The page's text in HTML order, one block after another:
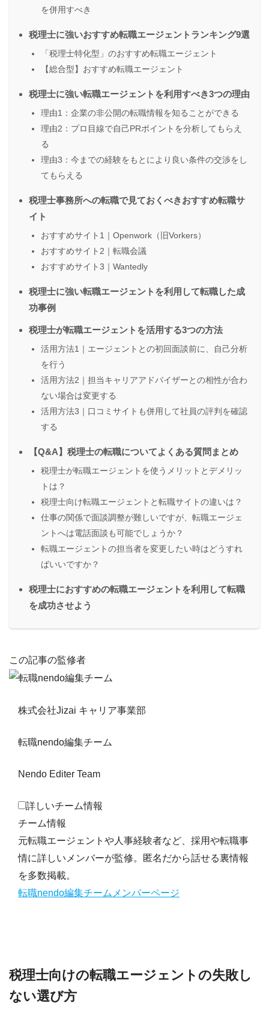
を併用すべき
税理士に強いおすすめ転職エージェントランキング9選
「税理士特化型」のおすすめ転職エージェント
【総合型】おすすめ転職エージェント
税理士に強い転職エージェントを利用すべき3つの理由
理由1：企業の非公開の転職情報を知ることができる
理由2：プロ目線で自己PRポイントを分析してもらえ
る
理由3：今までの経験をもとにより良い条件の交渉をし
てもらえる
税理士事務所への転職で見ておくべきおすすめ転職サ
イト
おすすめサイト1｜Openwork（旧Vorkers）
おすすめサイト2｜転職会議
おすすめサイト3｜Wantedly
税理士に強い転職エージェントを利用して転職した成
功事例
税理士が転職エージェントを活用する3つの方法
活用方法1｜エージェントとの初回面談前に、自己分析
を行う
活用方法2｜担当キャリアアドバイザーとの相性が合わ
ない場合は変更する
活用方法3｜口コミサイトも併用して社員の評判を確認
する
【Q&A】税理士の転職についてよくある質問まとめ
税理士が転職エージェントを使うメリットとデメリッ
トは？
税理士向け転職エージェントと転職サイトの違いは？
仕事の関係で面談調整が難しいですが、転職エージェ
ントへは電話面談も可能でしょうか？
転職エージェントの担当者を変更したい時はどうすれ
ばいいですか？
税理士におすすめの転職エージェントを利用して転職
を成功させよう
この記事の監修者
株式会社Jizai キャリア事業部
転職nendo編集チーム
Nendo Editer Team
詳しいチーム情報
チーム情報
元転職エージェントや人事経験者など、採用や転職事
情に詳しいメンバーが監修。匿名だから話せる裏情報
を多数掲載。
転職nendo編集チームメンバーページ
税理士向けの転職エージェントの失敗し
ない選び方